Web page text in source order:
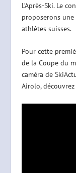
L’Après-Ski. Le
proposerons
athlètes suisses.
Pour cette
de la Coupe du
caméra de
Airolo,